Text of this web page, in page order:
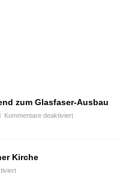
zum Glasfaser-Ausbau
Kommentare deaktiviert
Kirche